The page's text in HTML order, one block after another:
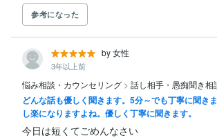
参考になった
by 女性
3年以上前
悩み相談・カウンセリング > 話し相手・愚痴聞き相
どんな話も優しく聞きます。5分～でも丁寧に聞き
し楽になりますよね。優しく丁寧に聞きます。
今日は短くてごめんなさい